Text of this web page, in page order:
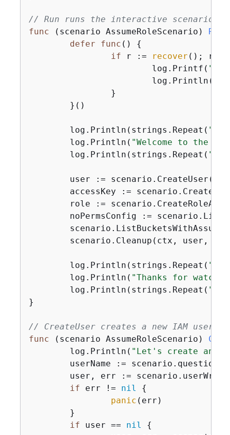
// Run runs the interactive scenario.
func
(scenario AssumeRoleScenario) Run
defer
func ()
{
if r := recover (); r
			log.Printf(
	log.Println(strings.Repeat(
"-"
	log.Println(
"Welcome to the
	log.Println(strings.Repeat(
"-"
	log.Println(strings.Repeat(
"-"
	log.Println(
"Thanks for
	log.Println(strings.Repeat(
"-"
}
// CreateUser creates a new IAM user.
func
(scenario AssumeRoleScenario)
	log.Println(
"Let's create an
userName :=
if err != nil
{
panic (err)
if user == nil
{